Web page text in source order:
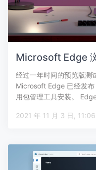
Microsoft Edge
经过一年时间的预览版
Microsoft Edge 已经发
用包管理工具安装。
2021 年 11 月